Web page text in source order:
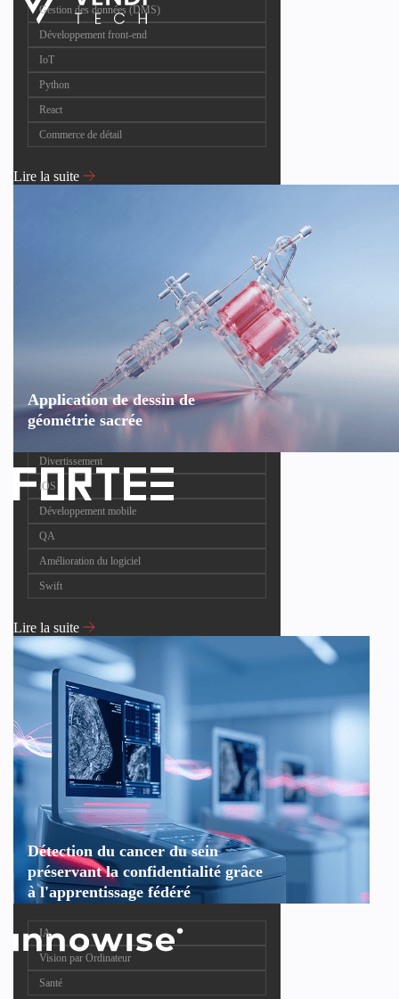
Gestion des données (DMS)
Développement front-end
IoT
Python
React
Commerce de détail
Lire la suite
Application de dessin de
géométrie sacrée
Divertissement
iOS
Développement mobile
QA
Amélioration du logiciel
Swift
Lire la suite
Détection du cancer du sein
préservant la confidentialité grâce
à l'apprentissage fédéré
IA
Vision par Ordinateur
Santé